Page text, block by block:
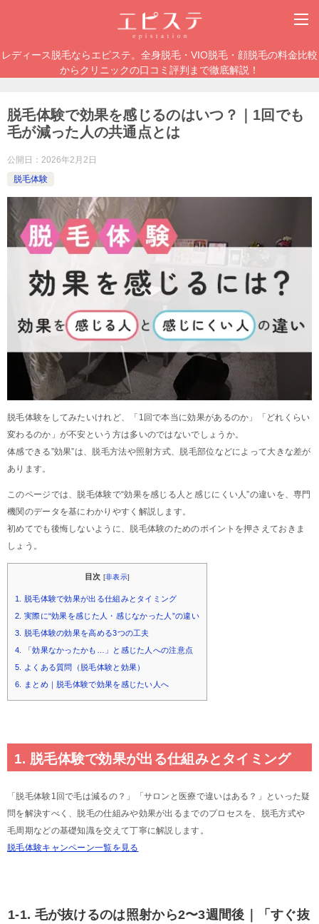
レディース脱毛ならエピステ。全身脱毛・VIO脱毛・顔脱毛の料金比較
からクリニックの口コミ評判まで徹底解説！
脱毛体験で効果を感じるのはいつ？｜1回でも
毛が減った人の共通点とは
公開日： 2026年2月2日
脱毛体験
脱毛体験をしてみたいけれど、「1回で本当に効果があるのか」「どれくらい
変わるのか」が不安という方は多いのではないでしょうか。
体感できる”効果”は、脱毛方法や照射方式、脱毛部位などによって大きな差が
あります。
このページでは、脱毛体験で“効果を感じる人と感じにくい人”の違いを、専門
機関のデータを基にわかりやすく解説します。
初めてでも後悔しないように、脱毛体験のためのポイントを押さえておきま
しょう。
目次 [非表示]
1. 脱毛体験で効果が出る仕組みとタイミング
2. 実際に“効果を感じた人・感じなかった人”の違い
3. 脱毛体験の効果を高める3つの工夫
4. 「効果なかったかも…」と感じた人への注意点
5. よくある質問（脱毛体験と効果）
6. まとめ｜脱毛体験で効果を感じたい人へ
1. 脱毛体験で効果が出る仕組みとタイミング
「脱毛体験1回で毛は減るの？」「サロンと医療で違いはある？」といった疑
問を解決すべく、脱毛の仕組みや効果が出るまでのプロセスを、脱毛方式や
毛周期などの基礎知識を交えて丁寧に解説します。
脱毛体験キャンペーン一覧を見る
1-1. 毛が抜けるのは照射から2〜3週間後｜「すぐ抜